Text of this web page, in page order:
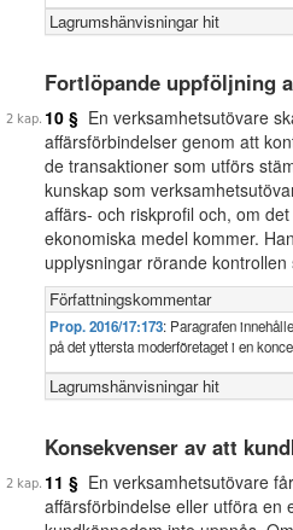
Lagrumshänvisningar hit
Fortlöpande uppföljning
10 § En verksamhetsutövare
affärsförbindelser genom att
de transaktioner som utförs
kunskap som
affärs- och riskprofil och, om
ekonomiska medel kommer.
upplysningar rörande
Författningskommentar
Prop. 2016/17:173: Paragrafen
på det yttersta moderföretaget i en
Lagrumshänvisningar hit
Konsekvenser av att
11 § En verksamhetsutövare
affärsförbindelse eller utföra en